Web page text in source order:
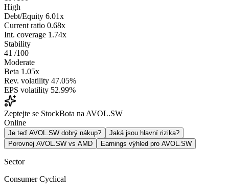
High
Debt/Equity 6.01x
Current ratio 0.68x
Int. coverage 1.74x
Stability
41 /100
Moderate
Beta 1.05x
Rev. volatility 47.05%
EPS volatility 52.99%
Zeptejte se StockBota na AVOL.SW
Online
Je teď AVOL.SW dobrý nákup?
Jaká jsou hlavní rizika?
Porovnej AVOL.SW vs AMD
Earnings výhled pro AVOL.SW
Sector
Consumer Cyclical